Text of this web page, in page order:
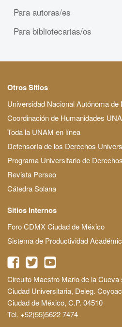
Para autoras/es
Para bibliotecarias/os
Otros Sitios
Universidad Nacional Autónoma de
Coordinación de Humanidades
Toda la UNAM en línea
Defensoría de los Derechos
Programa Universitario de
Revista Perseo
Cátedra Solana
Sitios Internos
Foro CDMX Ciudad de México
Sistema de Productividad
Circuito Maestro Mario de la Cueva
Ciudad Universitaria, Deleg.
Ciudad de México, C.P. 04510
Tel. +52(55)5622 7474